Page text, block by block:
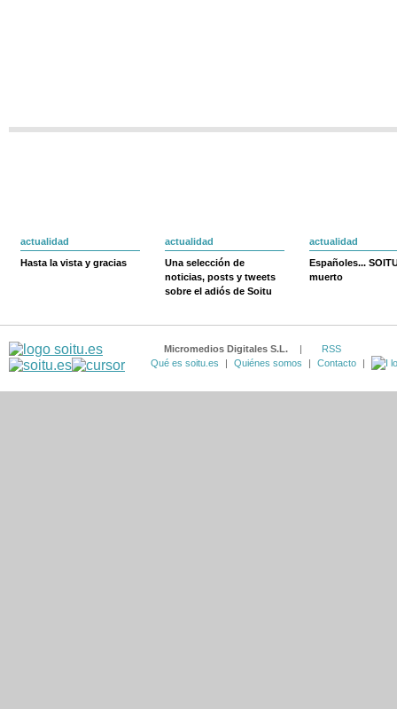
actualidad
Hasta la vista y gracias
actualidad
Una selección de
noticias, posts y tweets
sobre el adiós de Soitu
actualidad
Españoles...
muerto
Micromedios Digitales S.L. |
RSS
Qué es soitu.es
| Quiénes somos | Contacto |